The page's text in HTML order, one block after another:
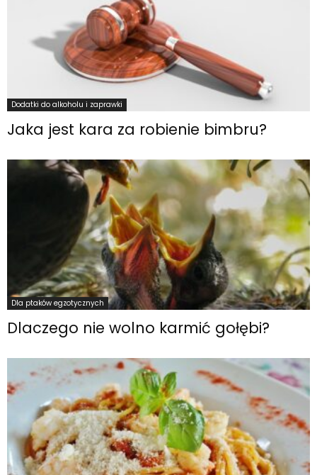
Dodatki do alkoholu i zaprawki
Jaka jest kara za robienie bimbru?
Dla ptaków egzotycznych
Dlaczego nie wolno karmić gołębi?